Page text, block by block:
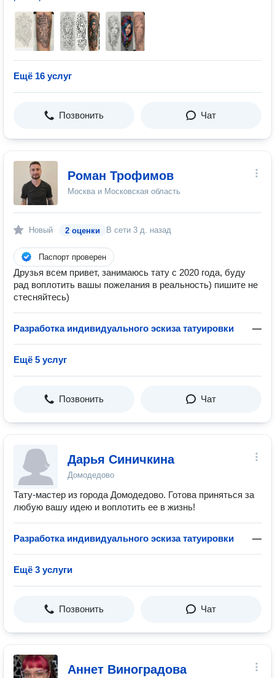
Ещё 16 услуг
Позвонить Чат
Роман Трофимов
Москва и Московская область
Новый 2 оценки В сети 3 д. назад
Паспорт проверен
Друзья всем привет, занимаюсь тату с 2020 года, буду
рад воплотить вашы пожелания в реальность) пишите не
стесняйтесь)
Разработка индивидуального эскиза татуировки —
Ещё 5 услуг
Позвонить Чат
Дарья Синичкина
Домодедово
Тату-мастер из города Домодедово. Готова приняться за
любую вашу идею и воплотить ее в жизнь!
Разработка индивидуального эскиза татуировки —
Ещё 3 услуги
Позвонить Чат
Аннет Виноградова